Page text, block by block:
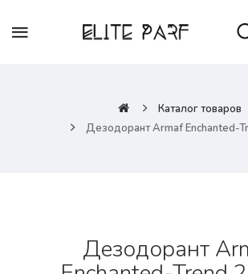
Каталог товаров
Дезодорант Armaf Enchanted-
Дезодорант